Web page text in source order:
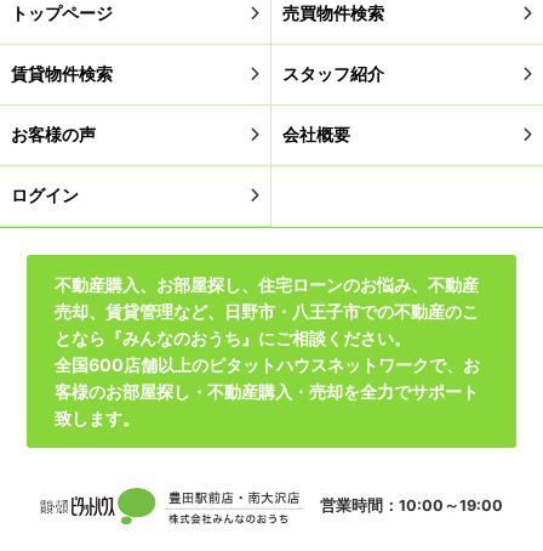
トップページ 売買物件検索
賃貸物件検索 スタッフ紹介
お客様の声 会社概要
ログイン
不動産購入、お部屋探し、住宅ローンのお悩み、不動産
売却、賃貸管理など、日野市・八王子市での不動産のこ
となら『みんなのおうち』にご相談ください。
全国600店舗以上のピタットハウスネットワークで、お
客様のお部屋探し・不動産購入・売却を全力でサポート
致します。
営業時間：10:00～19:00